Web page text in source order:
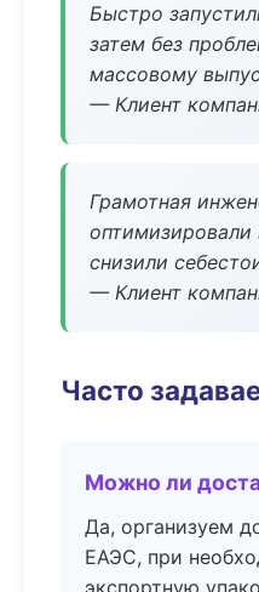
Быстро
затем без
массовому
— Клиент
Грамотная
снизили
— Клиент
Часто
Можно ли
Да, организуем
ЕАЭС, при
экспортную